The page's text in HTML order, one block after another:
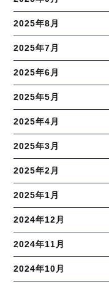
2025年8月
2025年7月
2025年6月
2025年5月
2025年4月
2025年3月
2025年2月
2025年1月
2024年12月
2024年11月
2024年10月